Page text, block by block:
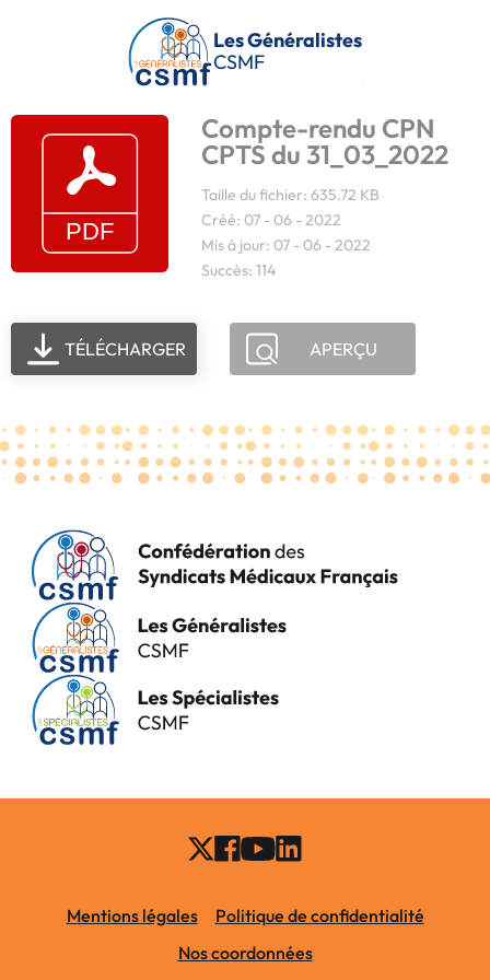
Passer au contenu principal
Les Généralistes
CSMF
Compte-rendu CPN
CPTS du 31_03_2022
Taille du fichier: 635.72 KB
Créé: 07 - 06 - 2022
Mis à jour: 07 - 06 - 2022
Succès: 114
TÉLÉCHARGER APERÇU
Mentions légales
Politique de confidentialité
Nos coordonnées